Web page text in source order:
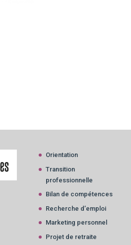
Orientation
Transition
professionnelle
Bilan de compétences
Recherche d’emploi
Marketing personnel
Projet de retraite